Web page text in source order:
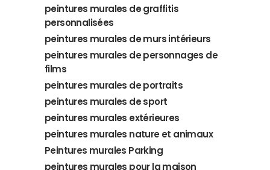
peintures murales de graffitis
personnalisées
peintures murales de murs intérieurs
peintures murales de personnages de
films
peintures murales de portraits
peintures murales de sport
peintures murales extérieures
peintures murales nature et animaux
Peintures murales Parking
peintures murales pour la maison